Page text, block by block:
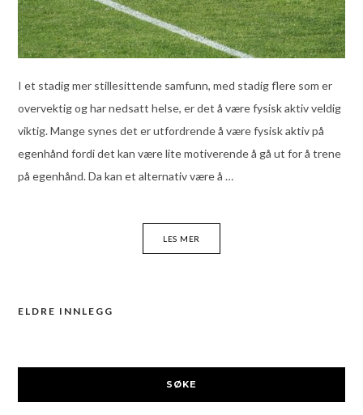
I et stadig mer stillesittende samfunn, med stadig flere som er
overvektig og har nedsatt helse, er det å være fysisk aktiv veldig
viktig. Mange synes det er utfordrende å være fysisk aktiv på
egenhånd fordi det kan være lite motiverende å gå ut for å trene
på egenhånd. Da kan et alternativ være å …
LES MER
Innleggsnavigasjon
ELDRE INNLEGG
SØKE